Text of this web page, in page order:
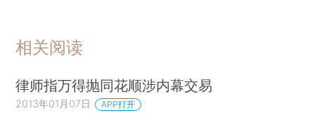
相关阅读
律师指万得抛同花顺涉内幕交易
2013年01月07日 APP打开